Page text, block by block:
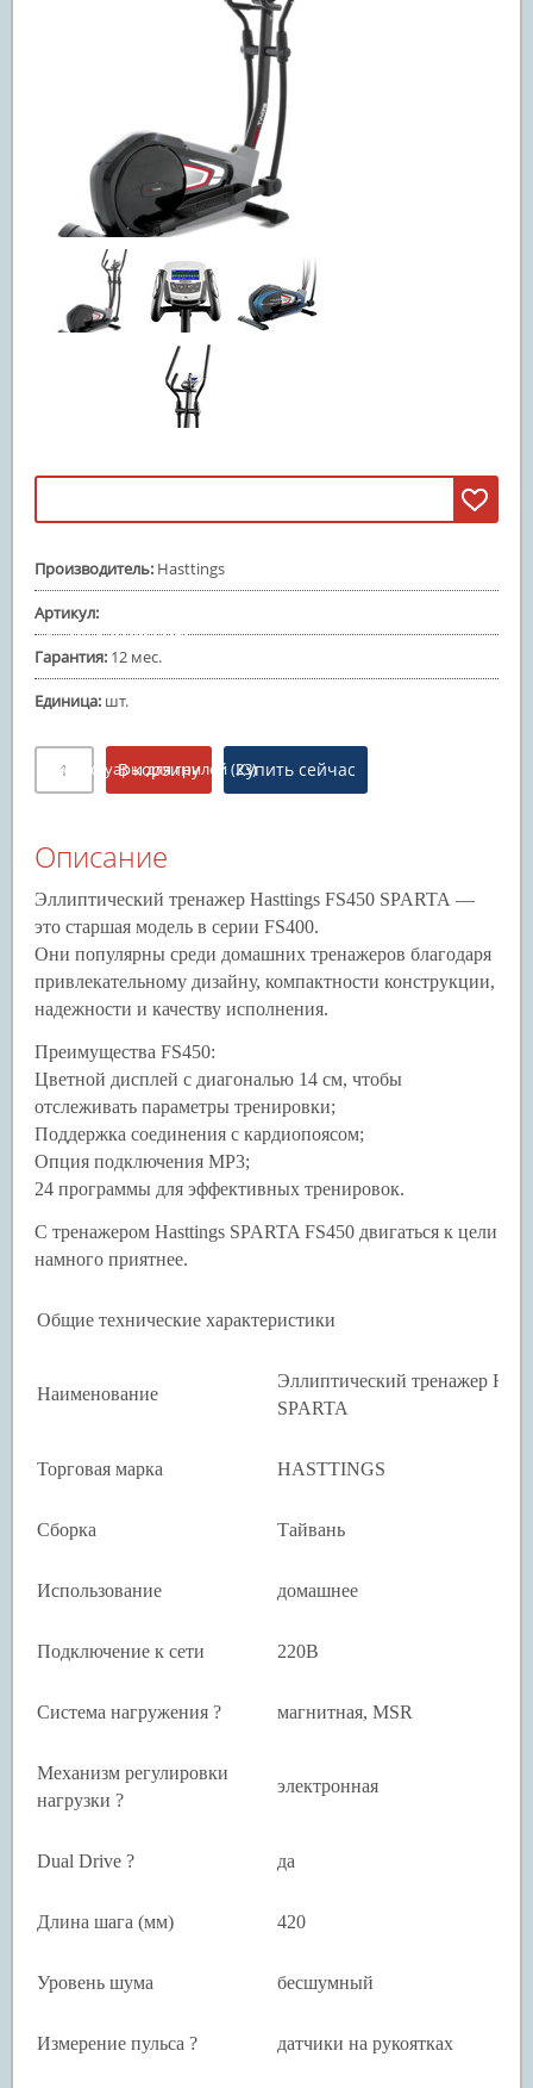
Гантели и штанги(4)
Реабилитация и лечение(5)
Инверсионные столы
Массажные столы
Вибромассажеры
Массажные кресла
Детские спортивные комплексы
(42)
Батуты
Батуты пружинные(67)
Товары для отдыха и пикника(73)
Газовые грили (5)
Керамические грили
Угольные грили
Аксессуары для грилей(23)
Минифутбол (4)
Аэрохоккей
Баскетбольные стойки (6)
Производитель: Hasttings
Артикул:
Гарантия: 12 мес.
Единица: шт.
Описание
Эллиптический тренажер Hasttings FS450 SPARTA —
это старшая модель в серии FS400.
Они популярны среди домашних тренажеров благодаря
привлекательному дизайну, компактности конструкции,
надежности и качеству исполнения.
Преимущества FS450:
Цветной дисплей с диагональю 14 см, чтобы
отслеживать параметры тренировки;
Поддержка соединения с кардиопоясом;
Опция подключения MP3;
24 программы для эффективных тренировок.
С тренажером Hasttings SPARTA FS450 двигаться к цели
намного приятнее.
Общие технические характеристики
Наименование
Эллиптический тренажер
SPARTA
Торговая марка HASTTINGS
Сборка Тайвань
Использование домашнее
Подключение к сети 220В
Система нагружения ? магнитная, MSR
Механизм регулировки
нагрузки ?
электронная
Dual Drive ? да
Длина шага (мм) 420
Уровень шума бесшумный
Измерение пульса ? датчики на рукоятках